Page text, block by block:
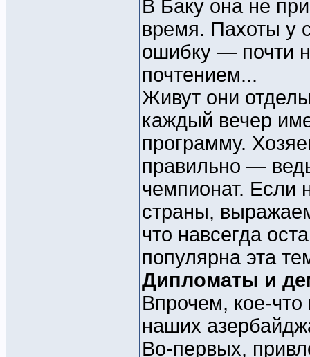
В Баку она не
время. Пахоты у
ошибку — почти
почтением...
Живут они
каждый вечер
программу.
правильно —
чемпионат. Если
страны,
что навсегда
популярна эта
Дипломаты и
Впрочем, кое-
наших
Во-первых,